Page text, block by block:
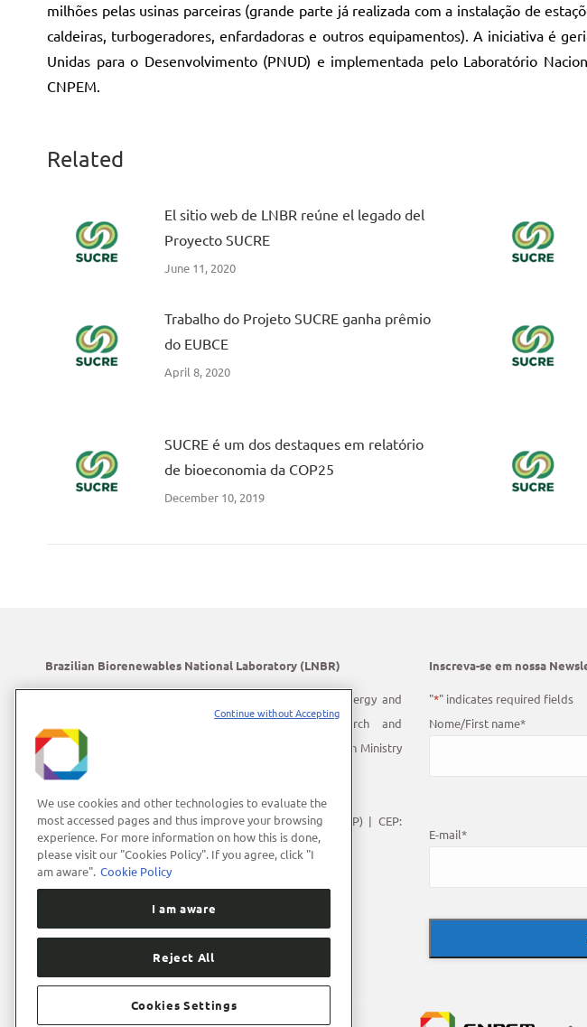
milhões pelas usinas parceiras (grande parte já realizada com a instalação de
caldeiras, turbogeradores, enfardadoras e outros equipamentos). A iniciativa é
Unidas para o Desenvolvimento (PNUD) e implementada pelo Laboratório
CNPEM.
Related
El sitio web de LNBR reúne el legado del
Proyecto SUCRE
June 11, 2020
Trabalho do Projeto SUCRE ganha prêmio
do EUBCE
April 8, 2020
SUCRE é um dos destaques em relatório
de bioeconomia da COP25
December 10, 2019
Brazilian Biorenewables National Laboratory (LNBR)
LNBR is part of the Brazilian Center for Research in Energy and
Materials (CNPEM) – a private, non-profit, research and
development institution under supervision of the Brazilian Ministry
of Science, Technology and Innovation (MCTI).
Address:
Giuseppe Máximo Scolfaro, 10.000
Polo II de Alta Tecnologia de Campinas | Campinas (SP) | CEP:
13083-100
Phone Number:+55 (19) 3512-1000
E-mail:lnbrcomunica@cnpem.br
Inscreva-se em nossa
"*" indicates required fields
Nome/First name*
E-mail*
We use cookies and other technologies to evaluate the
most accessed pages and thus improve your browsing
experience. For more information on how this is done,
please visit our "Cookies Policy". If you agree, click "I
am aware". Cookie Policy
I am aware
Reject All
Cookies Settings
Continue without Accepting